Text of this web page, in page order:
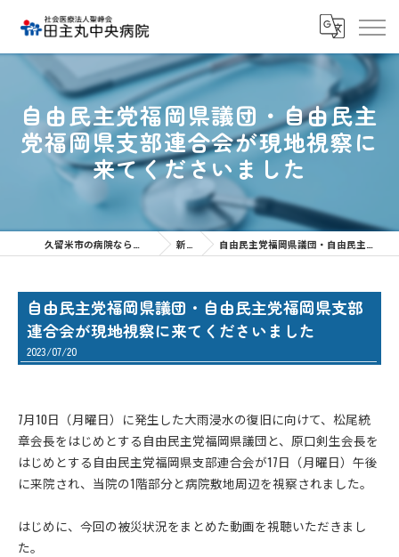
自由民主党福岡県議団・自由民主
党福岡県支部連合会が現地視察に
来てくださいました
新着情報 自由民主党福岡県議団・自由民主党福岡県支部連合会が現地視察に来てくださいました
自由民主党福岡県議団・自由民主党福岡県支部
連合会が現地視察に来てくださいました
2023/07/20
7月10日（月曜日）に発生した大雨浸水の復旧に向けて、松尾統
章会長をはじめとする自由民主党福岡県議団と、原口剣生会長を
はじめとする自由民主党福岡県支部連合会が17日（月曜日）午後
に来院され、当院の1階部分と病院敷地周辺を視察されました。
はじめに、今回の被災状況をまとめた動画を視聴いただきまし
た。